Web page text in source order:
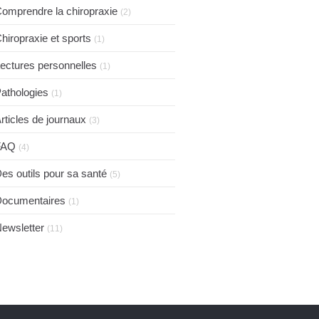
la chiropraxie (2)
et sports (1)
personnelles (1)
(1)
de journaux (3)
(4)
outils pour sa santé (5)
(1)
(11)